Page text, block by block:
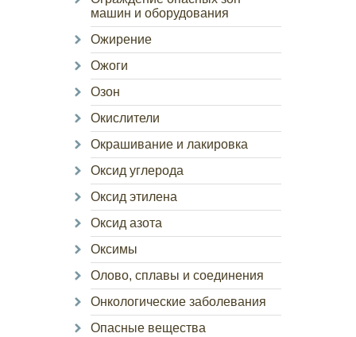
машин и оборудования
Ожирение
Ожоги
Озон
Окислители
Окрашивание и лакировка
Оксид углерода
Оксид этилена
Оксид азота
Оксимы
Олово, сплавы и соединения
Онкологические заболевания
Опасные вещества